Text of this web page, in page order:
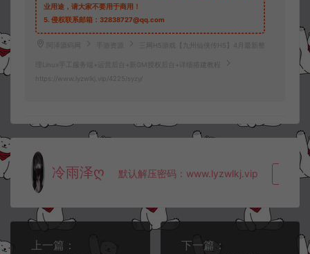
业用途，请大家不要用于商用！
5. 侵权联系邮箱：32838727@qq.com
阿泽源码网 手游资源 三网H5游戏【九州仙侠传H5】4月最新整
理Linux手工服务端+运营后台+新GM授权后台+详细搭建教程
https://www.lyzwlkj.vip/4225/syzy/
冷雨泽ღ 默认解压密码：www.lyzwlkj.vip 复
上一篇：
下一篇：